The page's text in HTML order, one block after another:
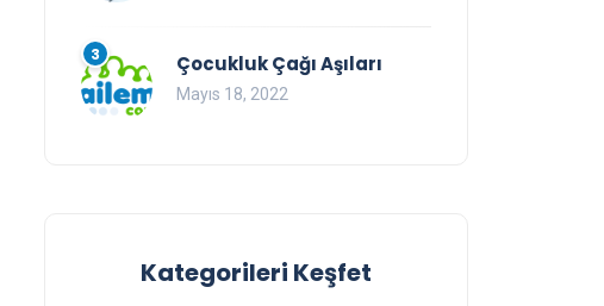
3 Çocukluk Çağı Aşıları
Mayıs 18, 2022
Kategorileri Keşfet